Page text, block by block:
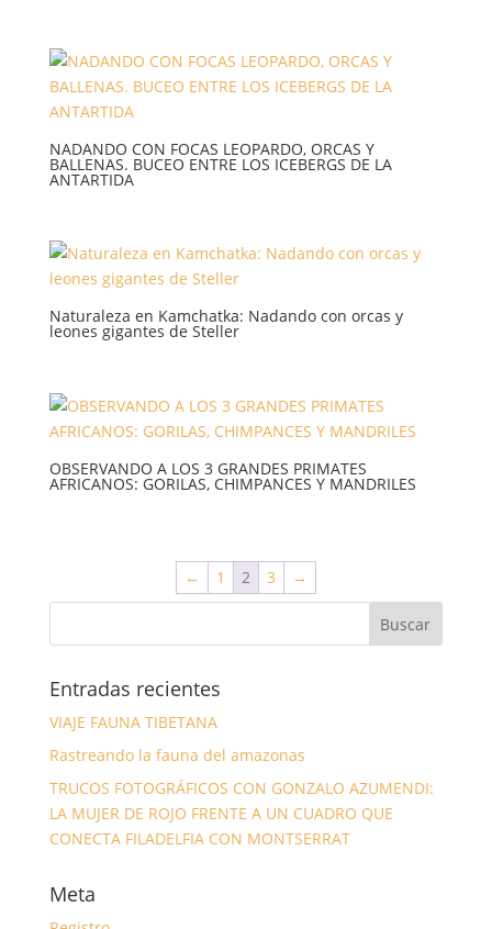
NADANDO CON FOCAS LEOPARDO, ORCAS Y
BALLENAS. BUCEO ENTRE LOS ICEBERGS DE LA
ANTARTIDA
Naturaleza en Kamchatka: Nadando con orcas y
leones gigantes de Steller
OBSERVANDO A LOS 3 GRANDES PRIMATES
AFRICANOS: GORILAS, CHIMPANCES Y MANDRILES
← 1 2 3 →
Entradas recientes
VIAJE FAUNA TIBETANA
Rastreando la fauna del amazonas
TRUCOS FOTOGRÁFICOS CON GONZALO AZUMENDI:
LA MUJER DE ROJO FRENTE A UN CUADRO QUE
CONECTA FILADELFIA CON MONTSERRAT
Meta